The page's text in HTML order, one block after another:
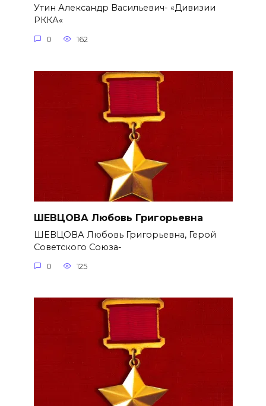
Утин Александр Васильевич- «Дивизии
РККА«
0 162
ШЕВЦОВА Любовь Григорьевна
ШЕВЦОВА Любовь Григорьевна, Герой
Советского Союза-
0 125